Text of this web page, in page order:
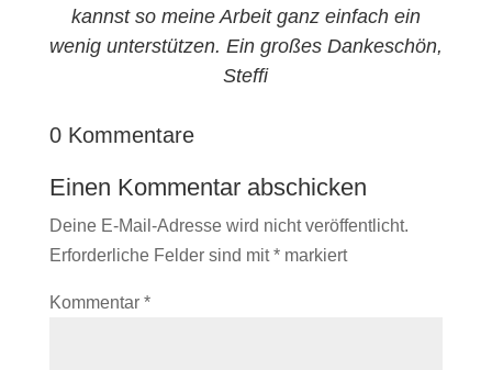
kannst so meine Arbeit ganz einfach ein
wenig unterstützen. Ein großes Dankeschön,
Steffi
0 Kommentare
Einen Kommentar abschicken
Deine E-Mail-Adresse wird nicht veröffentlicht.
Erforderliche Felder sind mit*markiert
Kommentar *